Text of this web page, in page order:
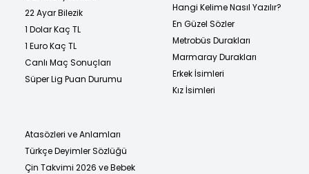
22 Ayar Bilezik
1 Dolar Kaç TL
1 Euro Kaç TL
Canlı Maç Sonuçları
Süper Lig Puan Durumu
Hangi Kelime Nasıl Yazılır?
En Güzel Sözler
Metrobüs Durakları
Marmaray Durakları
Erkek İsimleri
Kız İsimleri
Atasözleri ve Anlamları
Türkçe Deyimler Sözlüğü
Çin Takvimi 2026 ve Bebek